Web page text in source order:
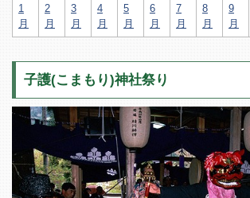
1
月
2
月
3
月
4
月
5
月
6
月
7
月
8
月
9
月
子護(こまもり)神社祭り